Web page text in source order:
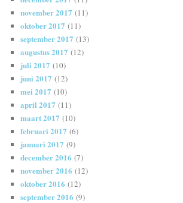
november 2017 (11)
oktober 2017 (11)
september 2017 (13)
augustus 2017 (12)
juli 2017 (10)
juni 2017 (12)
mei 2017 (10)
april 2017 (11)
maart 2017 (10)
februari 2017 (6)
januari 2017 (9)
december 2016 (7)
november 2016 (12)
oktober 2016 (12)
september 2016 (9)